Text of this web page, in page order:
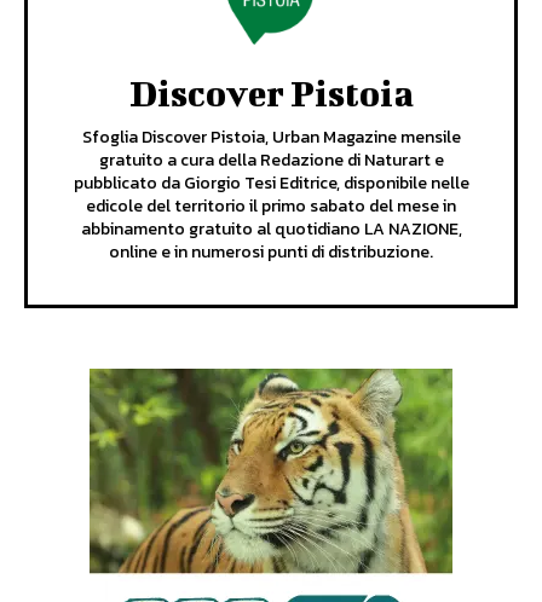
Discover Pistoia
Sfoglia Discover Pistoia, Urban Magazine mensile
gratuito a cura della Redazione di Naturart e
pubblicato da Giorgio Tesi Editrice, disponibile nelle
edicole del territorio il primo sabato del mese in
abbinamento gratuito al quotidiano LA NAZIONE,
online e in numerosi punti di distribuzione.